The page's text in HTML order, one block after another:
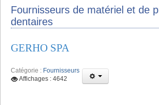
Fournisseurs de matériel et de
dentaires
GERHO SPA
Catégorie : Fournisseurs
Affichages : 4642